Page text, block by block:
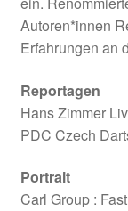
Autoren*innen
Erfahrungen an
Reportagen
Hans Zimmer
PDC Czech
Portrait
Carl Group :